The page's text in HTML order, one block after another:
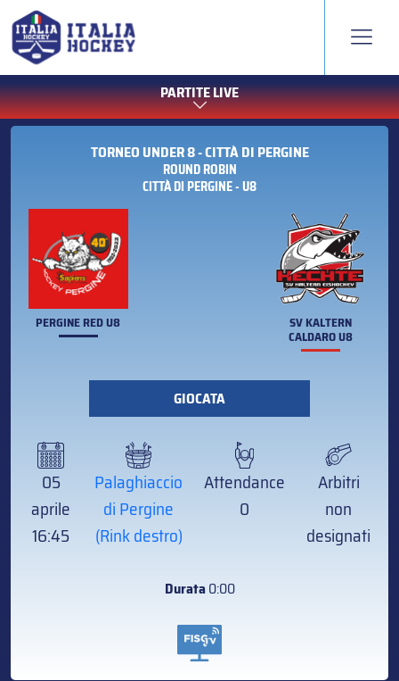
PARTITE LIVE
TORNEO UNDER 8 - CITTÀ DI PERGINE
ROUND ROBIN
CITTÀ DI PERGINE - U8
PERGINE RED U8 SV KALTERN
CALDARO U8
GIOCATA
05
aprile
16:45
Palaghiaccio
di Pergine
(Rink destro)
Attendance
0
Arbitri
non
designati
Durata0:00